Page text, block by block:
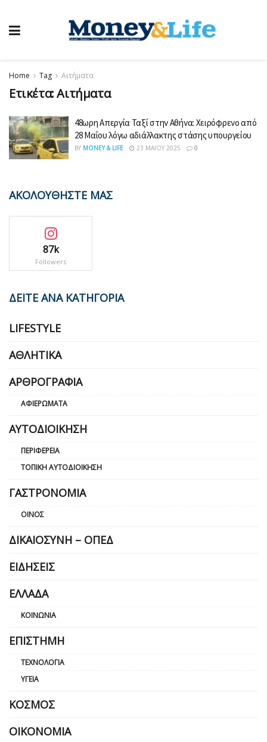
Home Tag Αιτήματα
Ετικέτα:Αιτήματα
48ωρη Απεργία Ταξί στην Αθήνα: Χειρόφρενο από
28 Μαΐου λόγω αδιάλλακτης στάσης υπουργείου
BY MONEY & LIFE 23 ΜΑΪ́ΟΥ 2025 0
ΑΚΟΛΟΥΘΗΣΤΕ ΜΑΣ
87k
Followers
ΔΕΙΤΕ ΑΝΑ ΚΑΤΗΓΟΡΙΑ
LIFESTYLE
ΑΘΛΗΤΙΚΆ
ΑΡΘΡΟΓΡΑΦΊΑ
ΑΦΙΕΡΏΜΑΤΑ
ΑΥΤΟΔΙΟΊΚΗΣΗ
ΠΕΡΙΦΈΡΕΙΑ
ΤΟΠΙΚΉ ΑΥΤΟΔΙΟΊΚΗΣΗ
ΓΑΣΤΡΟΝΟΜΊΑ
ΟΊΝΟΣ
ΔΙΚΑΙΟΣΎΝΗ – ΟΠΕΔ
ΕΙΔΉΣΕΙΣ
ΕΛΛΆΔΑ
ΚΟΙΝΩΝΊΑ
ΕΠΙΣΤΉΜΗ
ΤΕΧΝΟΛΟΓΊΑ
ΥΓΕΊΑ
ΚΌΣΜΟΣ
ΟΙΚΟΝΟΜΊΑ